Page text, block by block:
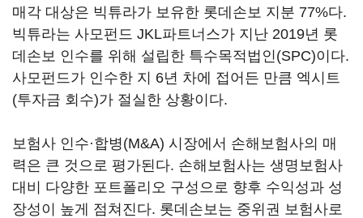
매각 대상은 빅튜라가 보유한 롯데손보 지분 77%다.
빅튜라는 사모펀드 JKL파트너스가 지난 2019년 롯
데손보 인수를 위해 설립한 특수목적법인(SPC)이다.
사모펀드가 인수한 지 6년 차에 접어든 만큼 엑시트
(투자금 회수)가 절실한 상황이다.
보험사 인수·합병(M&A) 시장에서 손해보험사의 매
력은 큰 것으로 평가된다. 손해보험사는 생명보험사
대비 다양한 포트폴리오 구성으로 향후 수익성과 성
장성이 높게 점쳐진다. 롯데손보는 중위권 보험사로